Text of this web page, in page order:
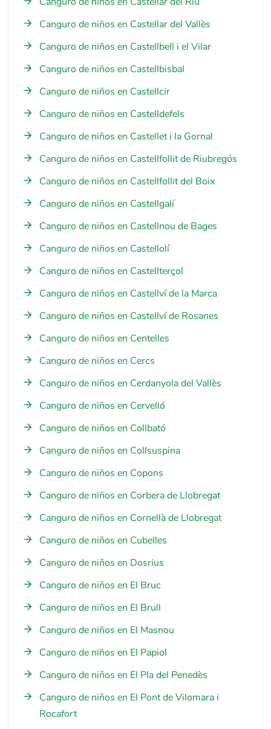
Canguro de niños en Castellar del Vallès
Canguro de niños en Castellbell i el Vilar
Canguro de niños en Castellbisbal
Canguro de niños en Castellcir
Canguro de niños en Castelldefels
Canguro de niños en Castellet i la Gornal
Canguro de niños en Castellfollit de Riubregós
Canguro de niños en Castellfollit del Boix
Canguro de niños en Castellgalí
Canguro de niños en Castellnou de Bages
Canguro de niños en Castellolí
Canguro de niños en Castellterçol
Canguro de niños en Castellví de la Marca
Canguro de niños en Castellví de Rosanes
Canguro de niños en Centelles
Canguro de niños en Cercs
Canguro de niños en Cerdanyola del Vallès
Canguro de niños en Cervelló
Canguro de niños en Collbató
Canguro de niños en Collsuspina
Canguro de niños en Copons
Canguro de niños en Corbera de Llobregat
Canguro de niños en Cornellà de Llobregat
Canguro de niños en Cubelles
Canguro de niños en Dosrius
Canguro de niños en El Bruc
Canguro de niños en El Brull
Canguro de niños en El Masnou
Canguro de niños en El Papiol
Canguro de niños en El Pla del Penedès
Canguro de niños en El Pont de Vilomara i
Rocafort